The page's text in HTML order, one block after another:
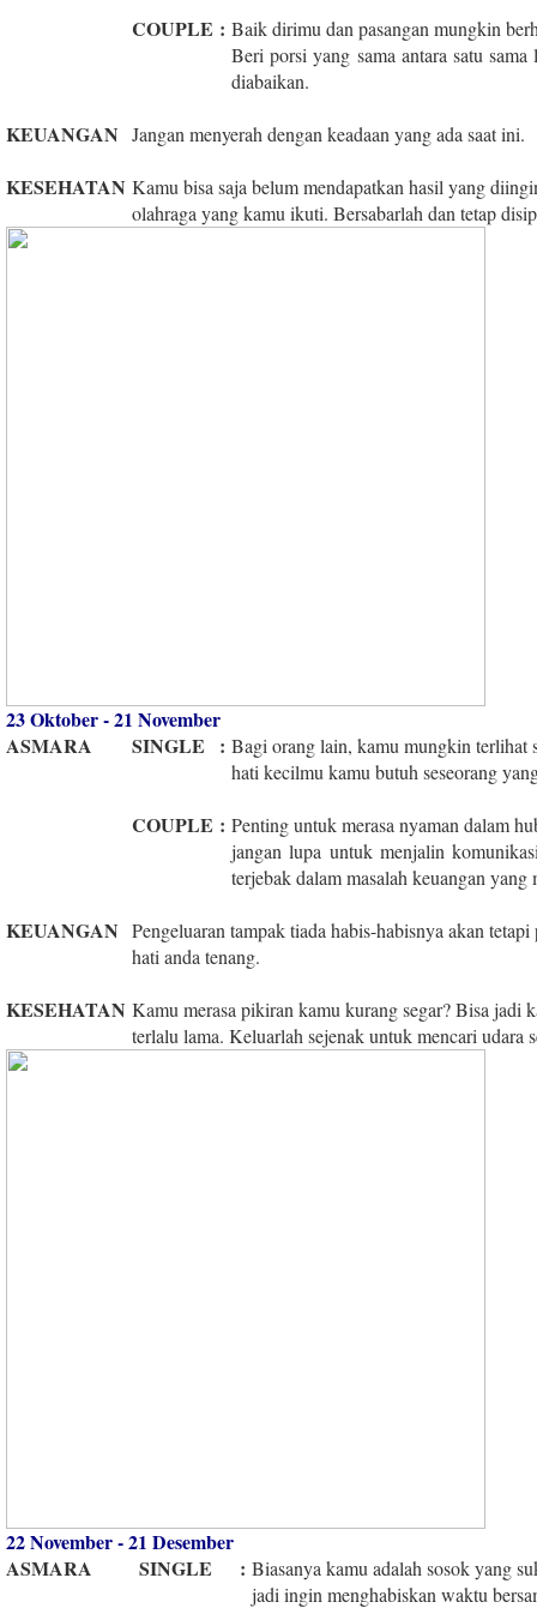
COUPLE : Baik dirimu dan pasangan mungkin
Beri porsi yang sama antara satu
diabaikan.
KEUANGAN Jangan menyerah dengan keadaan yang ada saat ini.
KESEHATAN Kamu bisa saja belum mendapatkan hasil yang
olahraga yang kamu ikuti. Bersabarlah dan tetap
23 Oktober - 21 November
ASMARA
SINGLE : Bagi orang lain, kamu mungkin terlihat
hati kecilmu kamu butuh seseorang
COUPLE : Penting untuk merasa nyaman dalam
jangan lupa untuk menjalin
terjebak dalam masalah keuangan
KEUANGAN Pengeluaran tampak tiada habis-habisnya akan
hati anda tenang.
KESEHATAN Kamu merasa pikiran kamu kurang segar? Bisa jadi
terlalu lama. Keluarlah sejenak untuk mencari udara
22 November - 21 Desember
ASMARA
SINGLE : Biasanya kamu adalah sosok yang
jadi ingin menghabiskan waktu